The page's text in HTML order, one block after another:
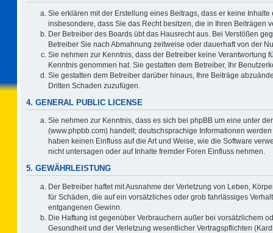
Sie erklären mit der Erstellung eines Beitrags, dass er keine
insbesondere, dass Sie das Recht besitzen, die in Ihren Beiträgen
Der Betreiber des Boards übt das Hausrecht aus. Bei Verstößen
Betreiber Sie nach Abmahnung zeitweise oder dauerhaft von der
Sie nehmen zur Kenntnis, dass der Betreiber keine Verantwortung
Kenntnis genommen hat. Sie gestatten dem Betreiber, Ihr
Sie gestatten dem Betreiber darüber hinaus, Ihre Beiträge
Dritten Schaden zuzufügen.
4. GENERAL PUBLIC LICENSE
Sie nehmen zur Kenntnis, dass es sich bei phpBB um eine unter der
(www.phpbb.com) handelt; deutschsprachige Informationen
haben keinen Einfluss auf die Art und Weise, wie die Software
nicht untersagen oder auf Inhalte fremder Foren Einfluss nehmen.
5. GEWÄHRLEISTUNG
Der Betreiber haftet mit Ausnahme der Verletzung von Leben,
für Schäden, die auf ein vorsätzliches oder grob fahrlässiges
entgangenen Gewinn.
Die Haftung ist gegenüber Verbrauchern außer bei vorsätzlichem
Gesundheit und der Verletzung wesentlicher Vertragspflichten